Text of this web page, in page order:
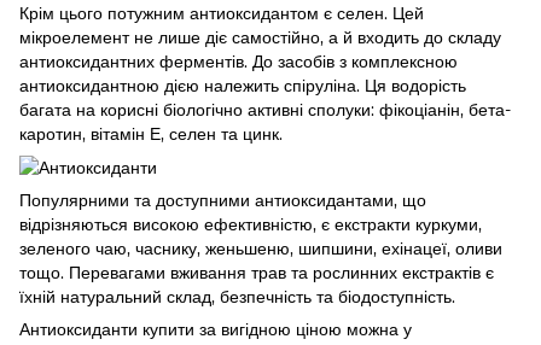
Крім цього потужним антиоксидантом є селен. Цей
мікроелемент не лише діє самостійно, а й входить до складу
антиоксидантних ферментів. До засобів з комплексною
антиоксидантною дією належить спіруліна. Ця водорість
багата на корисні біологічно активні сполуки: фікоціанін, бета-
каротин, вітамін Е, селен та цинк.
Популярними та доступними антиоксидантами, що
відрізняються високою ефективністю, є екстракти куркуми,
зеленого чаю, часнику, женьшеню, шипшини, ехінацеї, оливи
тощо. Перевагами вживання трав та рослинних екстрактів є
їхній натуральний склад, безпечність та біодоступність.
Антиоксиданти купити за вигідною ціною можна у